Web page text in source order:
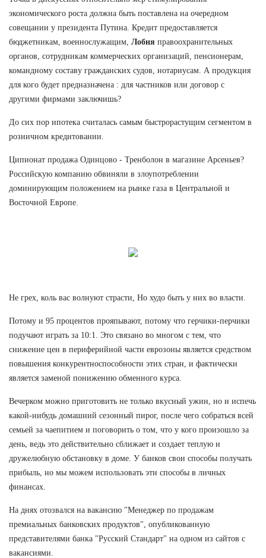
экономического роста должна быть поставлена на очередном
совещании у президента Путина. Кредит предоставляется
бюджетникам, военнослужащим, Лобня правоохранительных
органов, сотрудникам коммерческих организаций, пенсионерам,
командному составу гражданских судов, нотариусам. А продукция
для кого будет предназначена : для частников или договор с
другими фирмами заключишь?
До сих пор ипотека считалась самым быстрорастущим сегментом в
розничном кредитовании.
Ципионат продажа Одинцово - Тренболон в магазине Арсеньев?
Российскую компанию обвиняли в злоупотреблении
доминирующим положением на рынке газа в Центральной и
Восточной Европе.
Не грех, коль вас волнуют страсти, Но худо быть у них во власти.
Потому и 95 процентов прояпывают, потому что герчики-перчики
подучают играть за 10:1. Это связано во многом с тем, что
снижение цен в периферийной части еврозоны является средством
повышения конкурентноспособности этих стран, и фактически
является заменой понижению обменного курса.
Вечерком можно приготовить не только вкусный ужин, но и испечь
какой-нибудь домашний сезонный пирог, после чего собраться всей
семьей за чаепитием и поговорить о том, что у кого произошло за
день, ведь это действительно сближает и создает теплую и
дружелюбную обстановку в доме. У банков свои способы получать
прибыль, но мы можем использовать эти способы в личных
финансах.
На днях отозвался на вакансию "Менеджер по продажам
премиальных банковских продуктов", опубликованную
представителями банка "Русский Стандарт" на одном из сайтов с
вакансиями.